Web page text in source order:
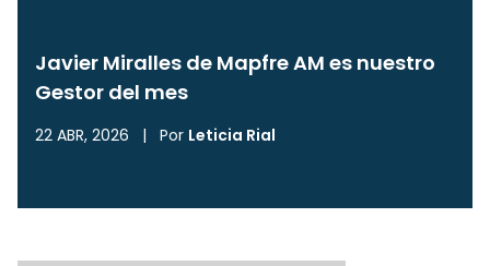
Javier Miralles de Mapfre AM es nuestro
Gestor del mes
22 ABR, 2026 | Por Leticia Rial